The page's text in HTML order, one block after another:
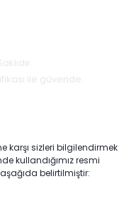
ile güvende.
karşı sizleri bilgilendirmek
kullandığımız resmi
belirtilmiştir: